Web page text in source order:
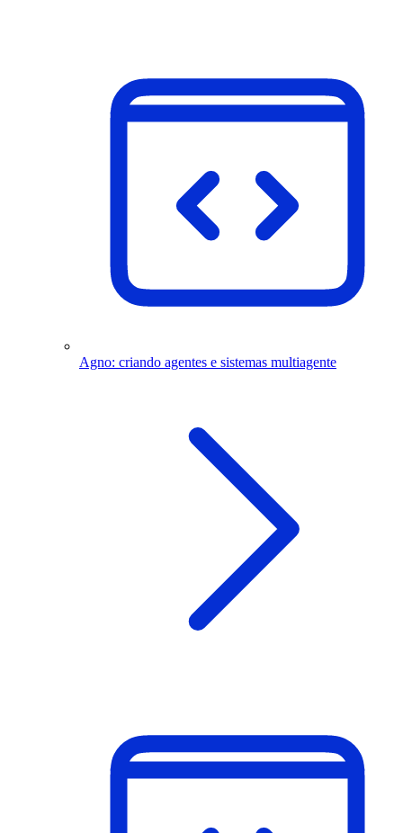
Agno: criando agentes e sistemas multiagente